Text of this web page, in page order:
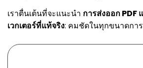
เราตื่นเต้นที่จะแนะนำ การส่งออก PDF
เวกเตอร์ที่แท้จริง: คมชัดในทุกขนาดกา